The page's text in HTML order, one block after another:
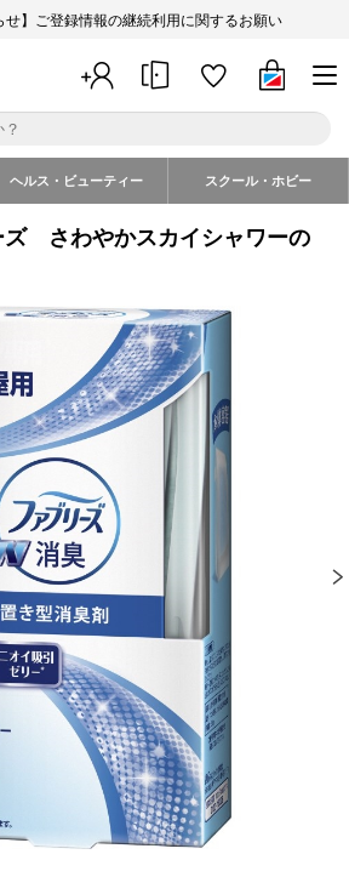
せ】ご登録情報の継続利用に関するお願い
ヘルス・ビューティー スクール・ホビー
ズ さわやかスカイシャワーの